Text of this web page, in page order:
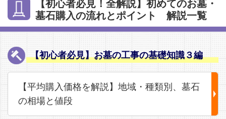
【初心者必見！全解説】初めてのお墓・
墓石購入の流れとポイント 解説一覧
【初心者必見】お墓の工事の基礎知識３編
【平均購入価格を解説】地域・種類別、墓石
の相場と値段